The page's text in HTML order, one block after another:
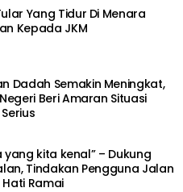
Yang Tidur Di Menara
Kepada JKM
Dadah Semakin Meningkat,
Beri Amaran Situasi
yang kita kenal” – Dukung
Tindakan Pengguna Jalan
Hati Ramai